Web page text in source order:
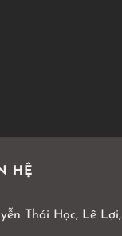
HỆ
Thái Học, Lê